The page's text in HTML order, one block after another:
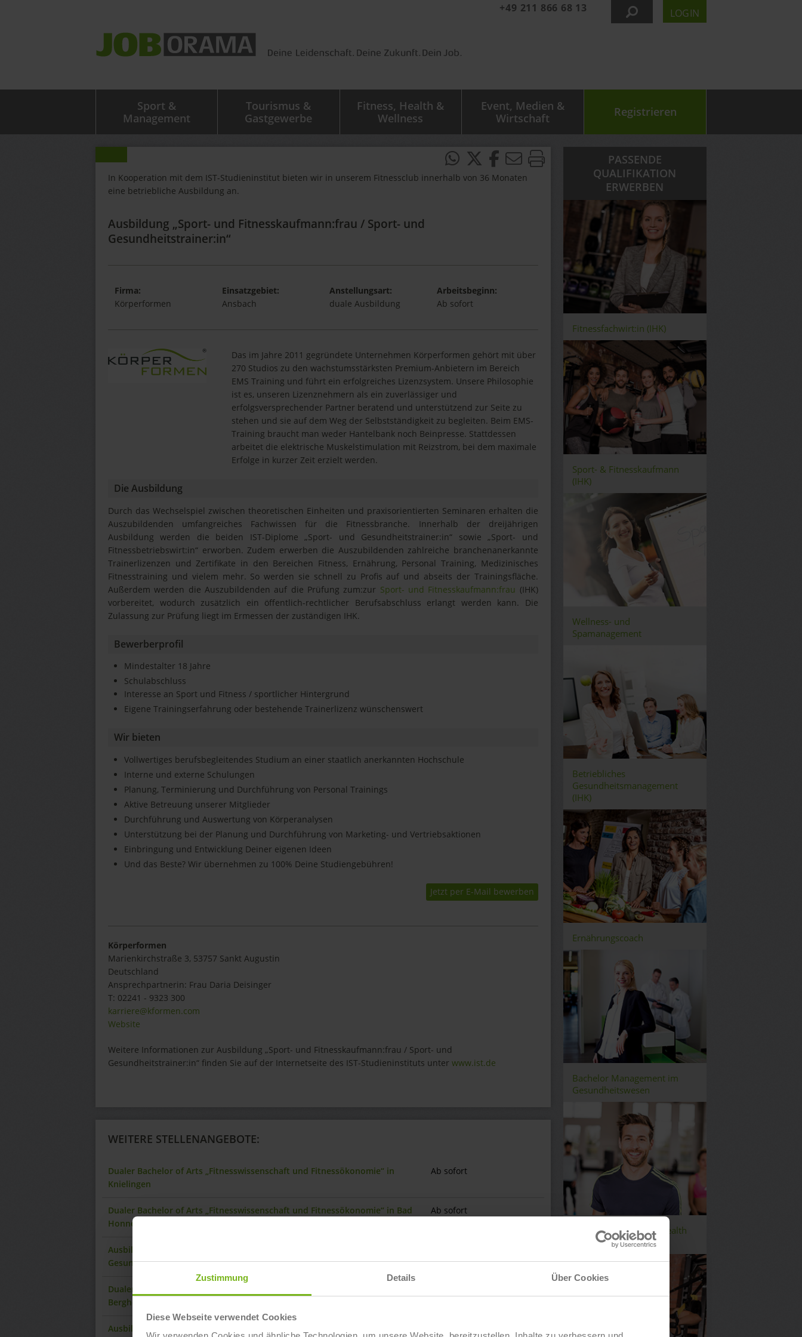
Zustimmung Details Über Cookies
Diese Webseite verwendet Cookies
+49 211 866 68 13 LOGIN
Sport &
Management
Tourismus &
Gastgewerbe
Fitness, Health &
Wellness
Event, Medien &
Wirtschaft
Registrieren
In Kooperation mit dem IST-Studieninstitut bieten wir in unserem Fitnessclub innerhalb von 36 Monaten
eine betriebliche Ausbildung an.
Ausbildung „Sport- und Fitnesskaufmann:frau / Sport- und
Gesundheitstrainer:in“
Firma:
Körperformen
Einsatzgebiet:
Ansbach
Anstellungsart:
duale Ausbildung
Arbeitsbeginn:
Ab sofort
Das im Jahre 2011 gegründete Unternehmen Körperformen gehört mit über
270 Studios zu den wachstumsstärksten Premium-Anbietern im Bereich
EMS Training und führt ein erfolgreiches Lizenzsystem. Unsere Philosophie
ist es, unseren Lizenznehmern als ein zuverlässiger und
erfolgsversprechender Partner beratend und unterstützend zur Seite zu
stehen und sie auf dem Weg der Selbstständigkeit zu begleiten. Beim EMS-
Training braucht man weder Hantelbank noch Beinpresse. Stattdessen
arbeitet die elektrische Muskelstimulation mit Reizstrom, bei dem maximale
Erfolge in kurzer Zeit erzielt werden.
Die Ausbildung
Durch das Wechselspiel zwischen theoretischen Einheiten und praxisorientierten Seminaren erhalten die
Auszubildenden umfangreiches Fachwissen für die Fitnessbranche. Innerhalb der dreijährigen
Ausbildung werden die beiden IST-Diplome „Sport- und Gesundheitstrainer:in“ sowie „Sport- und
Fitnessbetriebswirt:in“ erworben. Zudem erwerben die Auszubildenden zahlreiche branchenanerkannte
Trainerlizenzen und Zertifikate in den Bereichen Fitness, Ernährung, Personal Training, Medizinisches
Fitnesstraining und vielem mehr. So werden sie schnell zu Profis auf und abseits der Trainingsfläche.
Außerdem werden die Auszubildenden auf die Prüfung zum:zur Sport- und Fitnesskaufmann:frau (IHK)
vorbereitet, wodurch zusätzlich ein öffentlich-rechtlicher Berufsabschluss erlangt werden kann. Die
Zulassung zur Prüfung liegt im Ermessen der zuständigen IHK.
Bewerberprofil
Mindestalter 18 Jahre
Schulabschluss
Interesse an Sport und Fitness / sportlicher Hintergrund
Eigene Trainingserfahrung oder bestehende Trainerlizenz wünschenswert
Wir bieten
Vollwertiges berufsbegleitendes Studium an einer staatlich anerkannten Hochschule
Interne und externe Schulungen
Planung, Terminierung und Durchführung von Personal Trainings
Aktive Betreuung unserer Mitglieder
Durchführung und Auswertung von Körperanalysen
Unterstützung bei der Planung und Durchführung von Marketing- und Vertriebsaktionen
Einbringung und Entwicklung Deiner eigenen Ideen
Und das Beste? Wir übernehmen zu 100% Deine Studiengebühren!
Jetzt per E-Mail bewerben
Körperformen
Marienkirchstraße 3, 53757 Sankt Augustin
Deutschland
Ansprechpartnerin: Frau Daria Deisinger
T: 02241 - 9323 300
karriere@kformen.com
Website
Weitere Informationen zur Ausbildung „Sport- und Fitnesskaufmann:frau / Sport- und
Gesundheitstrainer:in“ finden Sie auf der Internetseite des IST-Studieninstituts unter www.ist.de
WEITERE STELLENANGEBOTE:
Dualer Bachelor of Arts „Fitnesswissenschaft und Fitnessökonomie“ in
Knielingen
Ab sofort
Dualer Bachelor of Arts „Fitnesswissenschaft und Fitnessökonomie“ in Bad
Honnef
Ab sofort
Ausbildung „Sport- und Fitnesskaufmann:frau / Sport- und
Gesundheitstrainer:in“ in Meckenheim
Dualer Bachelor of Arts „Fitnesswissenschaft und Fitnessökonomie“ in
Bergheim
Ausbildung „Sport- und Fitnesskaufmann:frau / Sport- und
PASSENDE
QUALIFIKATION
ERWERBEN
Fitnessfachwirt:in (IHK)
Sport- & Fitnesskaufmann
(IHK)
Wellness- und
Spamanagement
Betriebliches
Gesundheitsmanagement
(IHK)
Ernährungscoach
Bachelor Management im
Gesundheitswesen
Bachelor Fitness and Health
Management